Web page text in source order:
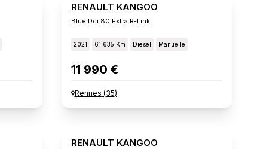
RENAULT KANGOO
Blue Dci 80 Extra R-Link
2021 61 635 Km Diesel Manuelle
11 990 €
Rennes (35)
RENAULT KANGOO